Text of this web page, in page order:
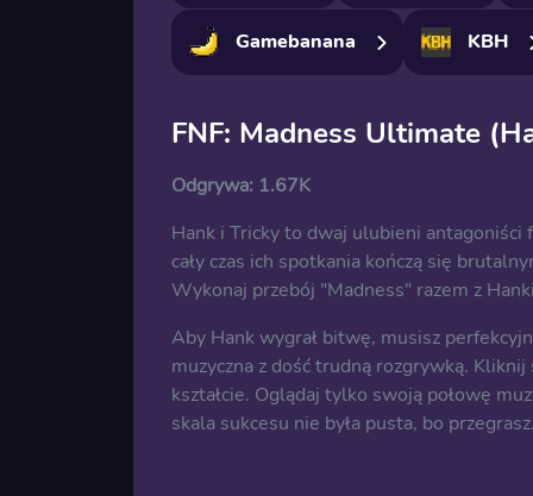
Gamebanana KBH
FNF: Madness Ultimate
Odgrywa: 1.67K
Hank i Tricky to dwaj ulubieni antagoniści
cały czas ich spotkania kończą się
Wykonaj przebój "Madness" razem z
Aby Hank wygrał bitwę, musisz
muzyczna z dość trudną rozgrywką.
kształcie. Oglądaj tylko swoją połowę
skala sukcesu nie była pusta, bo